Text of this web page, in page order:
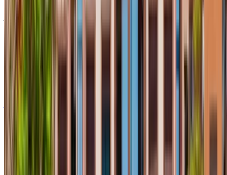
مطار أغادير الدولي, أغادير
مطار أغادير الدولي, أغادير
مطار أغادير الدولي, أغادير